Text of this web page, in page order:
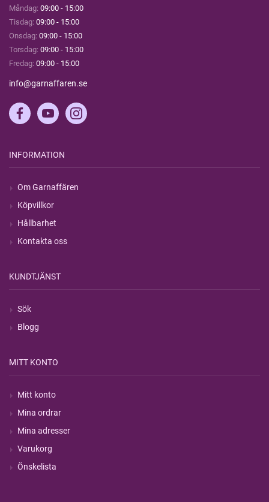
Måndag: 09:00 - 15:00
Tisdag: 09:00 - 15:00
Onsdag: 09:00 - 15:00
Torsdag: 09:00 - 15:00
Fredag: 09:00 - 15:00
info@garnaffaren.se
INFORMATION
Om Garnaffären
Köpvillkor
Hållbarhet
Kontakta oss
KUNDTJÄNST
Sök
Blogg
MITT KONTO
Mitt konto
Mina ordrar
Mina adresser
Varukorg
Önskelista